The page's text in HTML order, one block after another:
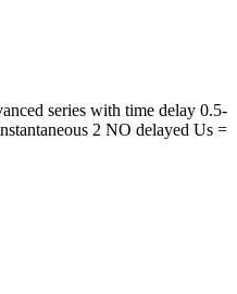
series with time delay 0.5-
2 NO delayed Us =